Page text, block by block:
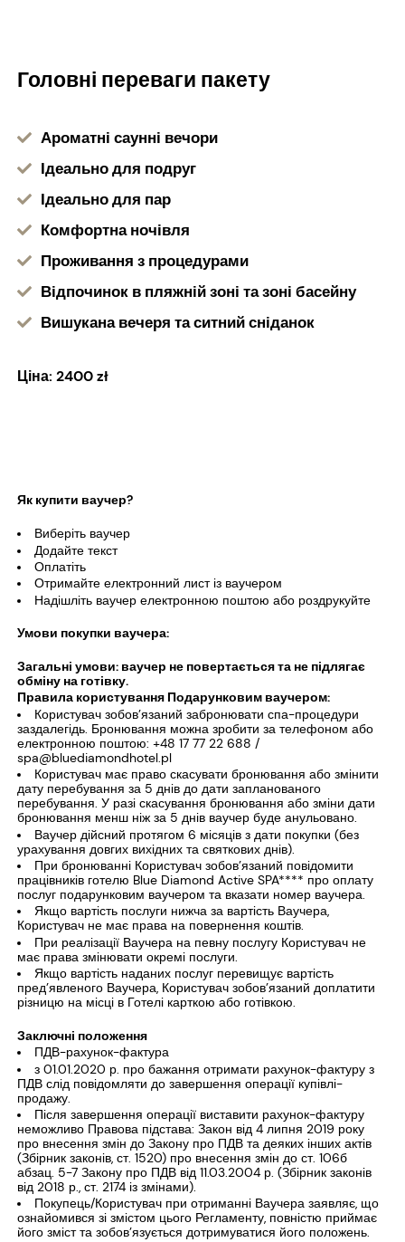
Головні переваги пакету
Ароматні саунні вечори
Ідеально для подруг
Ідеально для пар
Комфортна ночівля
Проживання з процедурами
Відпочинок в пляжній зоні та зоні басейну
Вишукана вечеря та ситний сніданок
Ціна: 2400 zł
Як купити ваучер?
Виберіть ваучер
Додайте текст
Оплатіть
Отримайте електронний лист із ваучером
Надішліть ваучер електронною поштою або роздрукуйте
Умови покупки ваучера:
Загальні умови: ваучер не повертається та не підлягає
обміну на готівку.
Правила користування Подарунковим ваучером:
Користувач зобов’язаний забронювати спа-процедури
заздалегідь. Бронювання можна зробити за телефоном або
електронною поштою: +48 17 77 22 688 /
spa@bluediamondhotel.pl
Користувач має право скасувати бронювання або змінити
дату перебування за 5 днів до дати запланованого
перебування. У разі скасування бронювання або зміни дати
бронювання менш ніж за 5 днів ваучер буде анульовано.
Ваучер дійсний протягом 6 місяців з дати покупки (без
урахування довгих вихідних та святкових днів).
При бронюванні Користувач зобов’язаний повідомити
працівників готелю Blue Diamond Active SPA**** про оплату
послуг подарунковим ваучером та вказати номер ваучера.
Якщо вартість послуги нижча за вартість Ваучера,
Користувач не має права на повернення коштів.
При реалізації Ваучера на певну послугу Користувач не
має права змінювати окремі послуги.
Якщо вартість наданих послуг перевищує вартість
пред’явленого Ваучера, Користувач зобов’язаний доплатити
різницю на місці в Готелі карткою або готівкою.
Заключні положення
ПДВ-рахунок-фактура
з 01.01.2020 р. про бажання отримати рахунок-фактуру з
ПДВ слід повідомляти до завершення операції купівлі-
продажу.
Після завершення операції виставити рахунок-фактуру
неможливо Правова підстава: Закон від 4 липня 2019 року
про внесення змін до Закону про ПДВ та деяких інших актів
(Збірник законів, ст. 1520) про внесення змін до ст. 106б
абзац. 5-7 Закону про ПДВ від 11.03.2004 р. (Збірник законів
від 2018 р., ст. 2174 із змінами).
Покупець/Користувач при отриманні Ваучера заявляє, що
ознайомився зі змістом цього Регламенту, повністю приймає
його зміст та зобов’язується дотримуватися його положень.